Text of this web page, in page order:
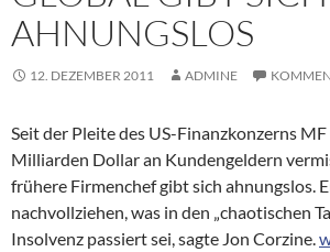
AHNUNGSLOS
12. DEZEMBER 2011 ADMINE
Seit der Pleite des US-Finanzkonzerns
Milliarden Dollar an Kundengeldern
frühere Firmenchef gibt sich ahnungslos.
nachvollziehen, was in den „chaotischen
Insolvenz passiert sei, sagte Jon Corzine.